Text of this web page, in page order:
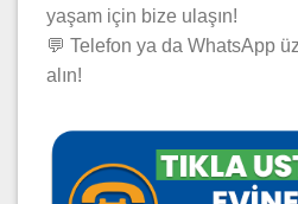
yaşam için bize ulaşın!
💬 Telefon ya da WhatsApp
alın!